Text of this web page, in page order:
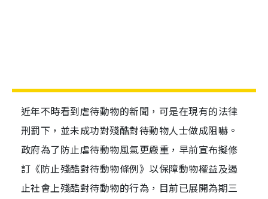
近年不時看到虐待動物的新聞，可是在現有的法律
刑罰下，並未成功對殘酷對待動物人士做成阻嚇。
政府為了防止虐待動物風氣更嚴重，早前宣布擬修
訂《防止殘酷對待動物條例》以保障動物權益及遏
止社會上殘酷對待動物的行為，目前已展開為期三